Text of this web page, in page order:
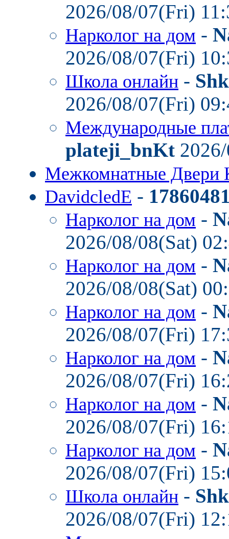
2026/08/07(Fri)
Нарколог на дом -
2026/08/07(Fri)
Школа онлайн -
2026/08/07(Fri)
Международные
plateji_bnKt
Межкомнатные Двери
DavidcledE -
Нарколог на дом -
2026/08/08(Sat)
Нарколог на дом -
2026/08/08(Sat)
Нарколог на дом -
2026/08/07(Fri)
Нарколог на дом -
2026/08/07(Fri)
Нарколог на дом -
2026/08/07(Fri)
Нарколог на дом -
2026/08/07(Fri)
Школа онлайн -
2026/08/07(Fri)